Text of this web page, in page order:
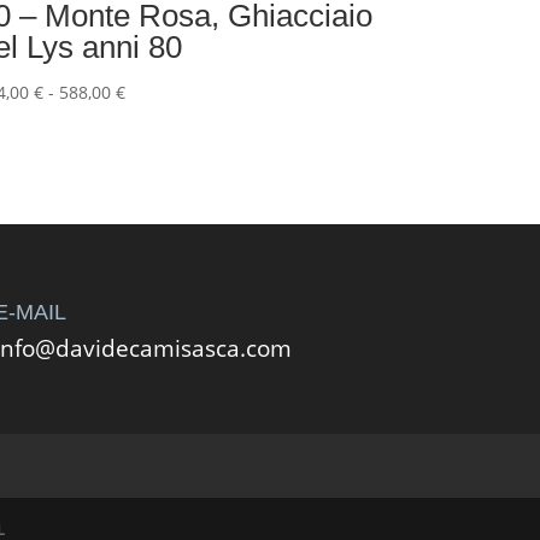
– Monte Rosa, Ghiacciaio
Lys anni 80
€ - 588,00€Fascia
a
MAIL